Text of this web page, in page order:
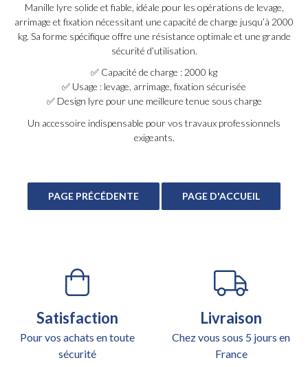
Manille lyre solide et fiable, idéale pour les opérations de levage,
arrimage et fixation nécessitant une capacité de charge jusqu’à 2000
kg. Sa forme spécifique offre une résistance optimale et une grande
sécurité d’utilisation.
✅ Capacité de charge : 2000 kg
✅ Usage : levage, arrimage, fixation sécurisée
✅ Design lyre pour une meilleure tenue sous charge
Un accessoire indispensable pour vos travaux professionnels
exigeants.
Satisfaction
Pour vos achats en toute
sécurité
Livraison
Chez vous sous 5 jours en
France